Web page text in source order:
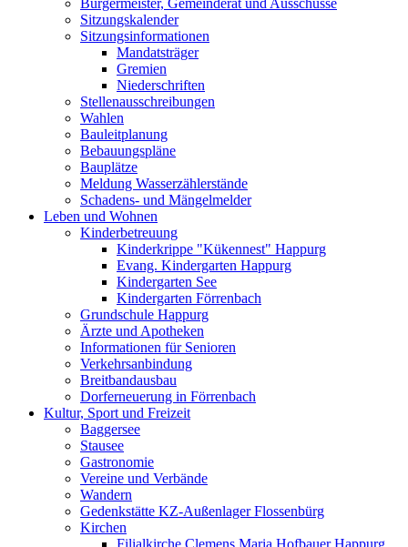
Bürgermeister, Gemeinderat und Ausschüsse
Sitzungskalender
Sitzungsinformationen
Mandatsträger
Gremien
Niederschriften
Stellenausschreibungen
Wahlen
Bauleitplanung
Bebauungspläne
Bauplätze
Meldung Wasserzählerstände
Schadens- und Mängelmelder
Leben und Wohnen
Kinderbetreuung
Kinderkrippe "Kükennest" Happurg
Evang. Kindergarten Happurg
Kindergarten See
Kindergarten Förrenbach
Grundschule Happurg
Ärzte und Apotheken
Informationen für Senioren
Verkehrsanbindung
Breitbandausbau
Dorferneuerung in Förrenbach
Kultur, Sport und Freizeit
Baggersee
Stausee
Gastronomie
Vereine und Verbände
Wandern
Gedenkstätte KZ-Außenlager Flossenbürg
Kirchen
Filialkirche Clemens Maria Hofbauer Happurg